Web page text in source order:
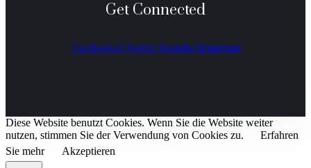
Get Connected
Facebook-f Twitter Youtube Instagram
Diese Website benutzt Cookies. Wenn Sie die Website weiter
nutzen, stimmen Sie der Verwendung von Cookies zu.
Erfahren
Sie mehr
Akzeptieren